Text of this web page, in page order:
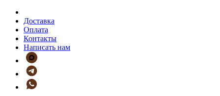
Доставка
Оплата
Контакты
Написать нам